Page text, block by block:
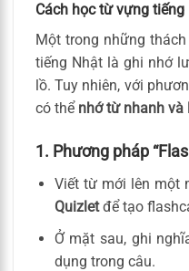
Cách học từ vựng
Một trong những
tiếng Nhật là ghi nhớ
lồ. Tuy nhiên, với
có thể nhớ từ nhanh và
1. Phương pháp
Viết từ mới lên một
Quizletđể tạo
Ở mặt sau, ghi
dụng trong câu.